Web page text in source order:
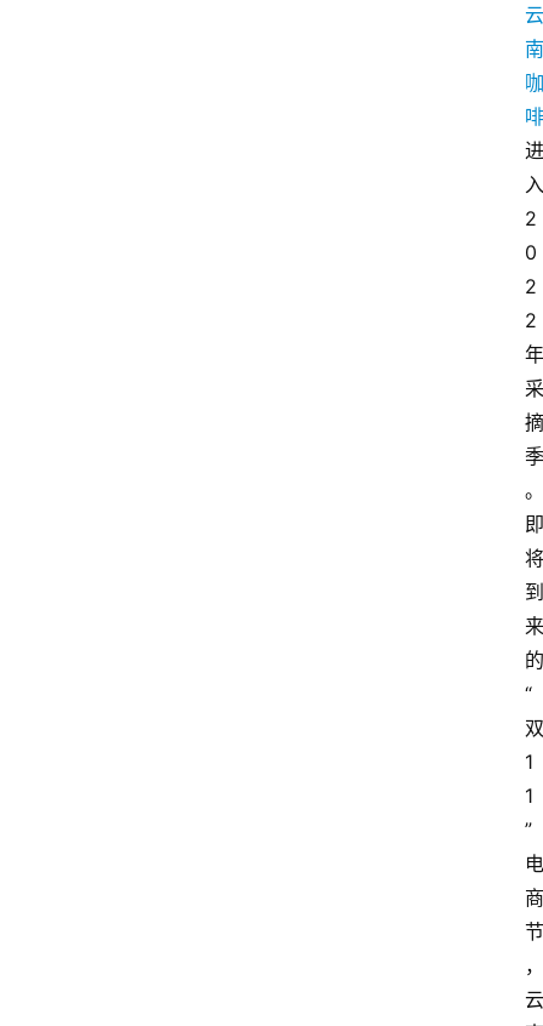
云
南
咖
啡
进
入
2
0
2
2
年
采
摘
季
。
即
将
到
来
的
“
双
1
1
”
电
商
节
，
云